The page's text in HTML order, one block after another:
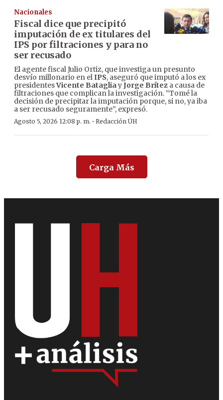
Nacionales
Fiscal dice que precipitó
imputación de ex titulares del
IPS por filtraciones y para no
ser recusado
El agente fiscal Julio Ortiz, que investiga un presunto
desvío millonario en elIPS, aseguró que imputó a los ex
presidentesVicente BatagliayJorge Brítez a causa de
filtraciones que complican la investigación. “Tomé la
decisión de precipitar la imputación porque, si no, ya iba
a ser recusado seguramente”, expresó.
Agosto 5, 2026 12:08 p. m. · Redacción ÚH
Carga Más